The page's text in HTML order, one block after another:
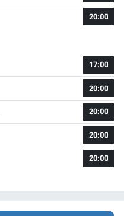
20:00
17:00
20:00
20:00
20:00
20:00